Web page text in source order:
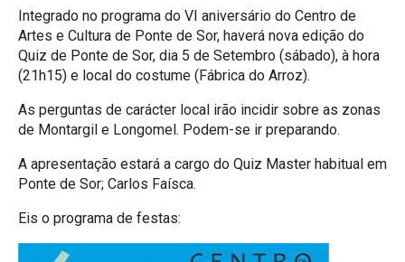
Integrado no programa do VI aniversário do Centro de
Artes e Cultura de Ponte de Sor, haverá nova edição do
Quiz de Ponte de Sor, dia 5 de Setembro (sábado), à hora
(21h15) e local do costume (Fábrica do Arroz).
As perguntas de carácter local irão incidir sobre as zonas
de Montargil e Longomel. Podem-se ir preparando.
A apresentação estará a cargo do Quiz Master habitual em
Ponte de Sor; Carlos Faísca.
Eis o programa de festas: